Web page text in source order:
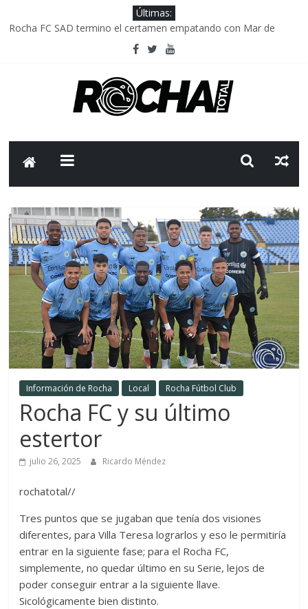
Últimas:
Rocha FC SAD termino el certamen empatando con Mar de
Delegación parlamentaria uruguaya llega a Israel; el Frente
Caso Charles Carrera: la causa que sobrevivió al paso del tiempo
Criminalidad en Uruguay: menos delitos,los homicidios son lo
Información de Rocha Local Rocha Fútbol Club
Rocha FC y su último
estertor
julio 26, 2025 Ricardo Méndez
rochatotal//
Tres puntos que se jugaban que tenía dos visiones
diferentes, para Villa Teresa lograrlos y eso le permitiría
entrar en la siguiente fase; para el Rocha FC,
simplemente, no quedar último en su Serie, lejos de
poder conseguir entrar a la siguiente llave.
Sicológicamente bien distinto.